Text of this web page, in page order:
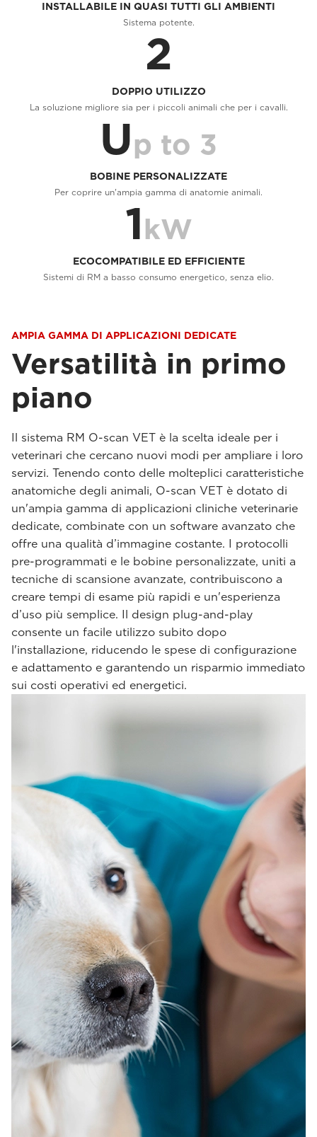
INSTALLABILE IN QUASI TUTTI GLI AMBIENTI
Sistema potente.
2
DOPPIO UTILIZZO
La soluzione migliore sia per i piccoli animali che per i cavalli.
Up to 3
BOBINE PERSONALIZZATE
Per coprire un'ampia gamma di anatomie animali.
1kW
ECOCOMPATIBILE ED EFFICIENTE
Sistemi di RM a basso consumo energetico, senza elio.
AMPIA GAMMA DI APPLICAZIONI DEDICATE
Versatilità in primo
piano
Il sistema RM O-scan VET è la scelta ideale per i
veterinari che cercano nuovi modi per ampliare i loro
servizi. Tenendo conto delle molteplici caratteristiche
anatomiche degli animali, O-scan VET è dotato di
un'ampia gamma di applicazioni cliniche veterinarie
dedicate, combinate con un software avanzato che
offre una qualità d’immagine costante. I protocolli
pre-programmati e le bobine personalizzate, uniti a
tecniche di scansione avanzate, contribuiscono a
creare tempi di esame più rapidi e un'esperienza
d’uso più semplice. Il design plug-and-play
consente un facile utilizzo subito dopo
l'installazione, riducendo le spese di configurazione
e adattamento e garantendo un risparmio immediato
sui costi operativi ed energetici.